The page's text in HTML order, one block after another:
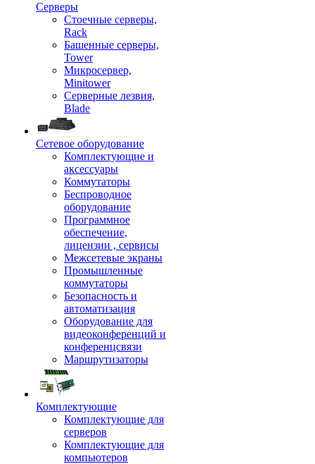
Серверы
Стоечные серверы,
Rack
Башенные серверы,
Tower
Микросервер,
Minitower
Серверные лезвия,
Blade
Сетевое оборудование
Комплектующие и
аксессуары
Коммутаторы
Беспроводное
оборудование
Программное
обеспечение,
лицензии , сервисы
Межсетевые экраны
Промышленные
коммутаторы
Безопасность и
автоматизация
Оборудование для
видеоконференций и
конференцсвязи
Маршрутизаторы
Комплектующие
Комплектующие для
серверов
Комплектующие для
компьютеров